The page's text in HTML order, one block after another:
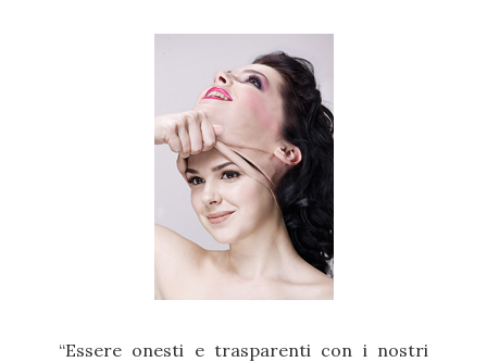
“Essere onesti e trasparenti con i nostri